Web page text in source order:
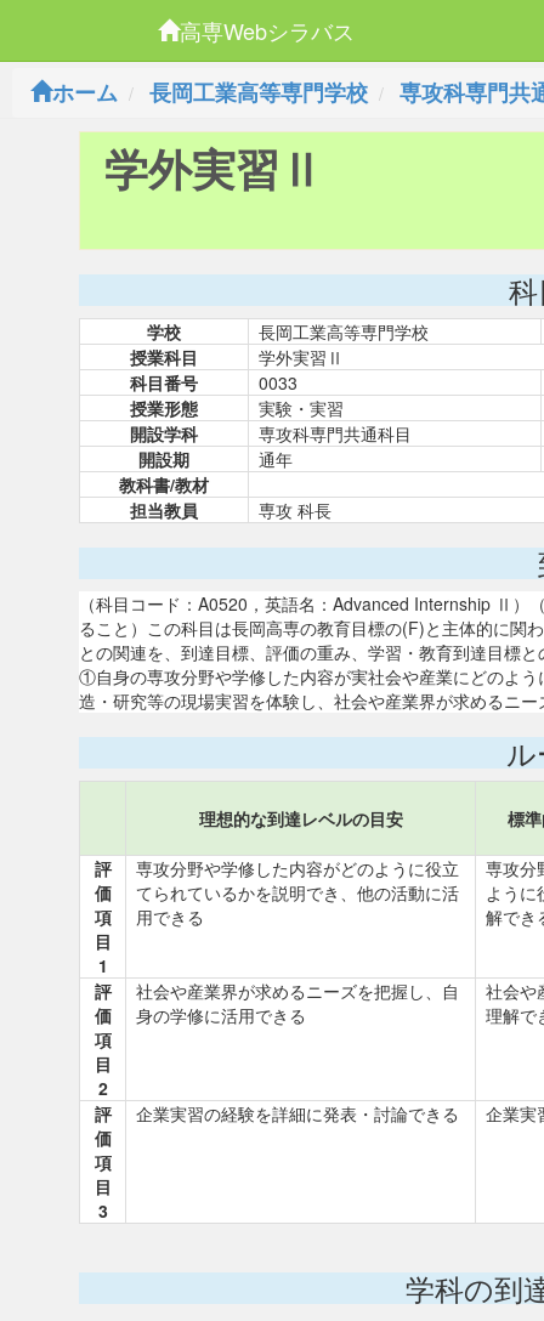
高専Webシラバス
ホーム
長岡工業高等専門学校 専攻科専門共
学外実習Ⅱ
学校
長岡工業高等専門学校
授業科目
学外実習Ⅱ
科目番号
0033
授業形態
実験・実習
開設学科
専攻科専門共通科目
開設期
通年
教科書/教材
担当教員
専攻 科長
（科目コード：A0520，英語名：Advanced Internship Ⅱ
ること）この科目は長岡高専の教育目標の(F)と主体的に関
との関連を、到達目標、評価の重み、学習・教育到達目標
①自身の専攻分野や学修した内容が実社会や産業にどのよ
造・研究等の現場実習を体験し、社会や産業界が求めるニ
理想的な到達レベルの目安 標
評
価
項
目
1
専攻分野や学修した内容がどのように役立
てられているかを説明でき、他の活動に活
用できる
専攻分
ように
解でき
評
価
項
目
2
社会や産業界が求めるニーズを把握し、自
身の学修に活用できる
社会や
理解で
評
価
項
目
3
企業実習の経験を詳細に発表・討論できる 企業実
学科の到